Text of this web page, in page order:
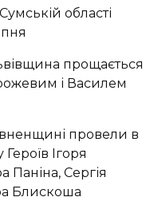
області
прощається
і Василем
провели в
Ігоря
Сергія
Блискоша